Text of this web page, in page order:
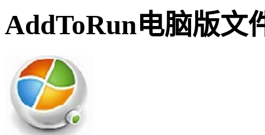
AddToRun电脑版文